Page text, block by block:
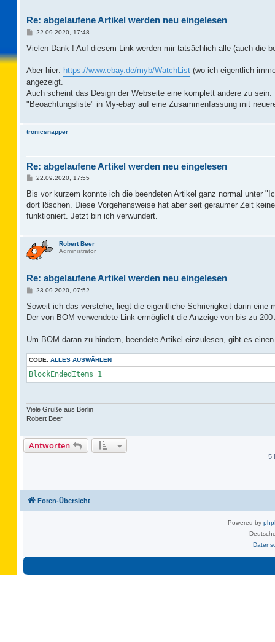
Re: abgelaufene Artikel werden neu eingelesen
B
i
a
22.09.2020, 17:48
Vielen Dank ! Auf diesem Link werden mir tatsächlich alle (auch die
Aber hier: https://www.ebay.de/myb/WatchList (wo ich eigentlich
angezeigt.
Auch scheint das Design der Webseite eine komplett andere zu
"Beoachtungsliste" in My-ebay auf eine Zusammenfassung mit
tronicsnapper
Re: abgelaufene Artikel werden neu eingelesen
B
i
r
a
22.09.2020, 17:55
Bis vor kurzem konnte ich die beendeten Artikel ganz normal unter
dort löschen. Diese Vorgehensweise hat aber seit geraumer Zeit
funktioniert. Jetzt bin ich verwundert.
Robert Beer
Administrator
Re: abgelaufene Artikel werden neu eingelesen
B
i
r
23.09.2020, 07:52
Soweit ich das verstehe, liegt die eigentliche Schrierigkeit darin
Der von BOM verwendete Link ermöglicht die Anzeige von bis zu
Um BOM daran zu hindern, beendete Artikel einzulesen, gibt es
CODE: ALLES AUSWÄHLEN
BlockEndedItems=1
Viele Grüße aus Berlin
Robert Beer
Antworten
5
Foren-Übersicht
Powered by